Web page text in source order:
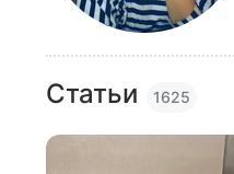
Статьи 1625